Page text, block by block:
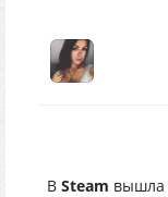
В Steam вышла